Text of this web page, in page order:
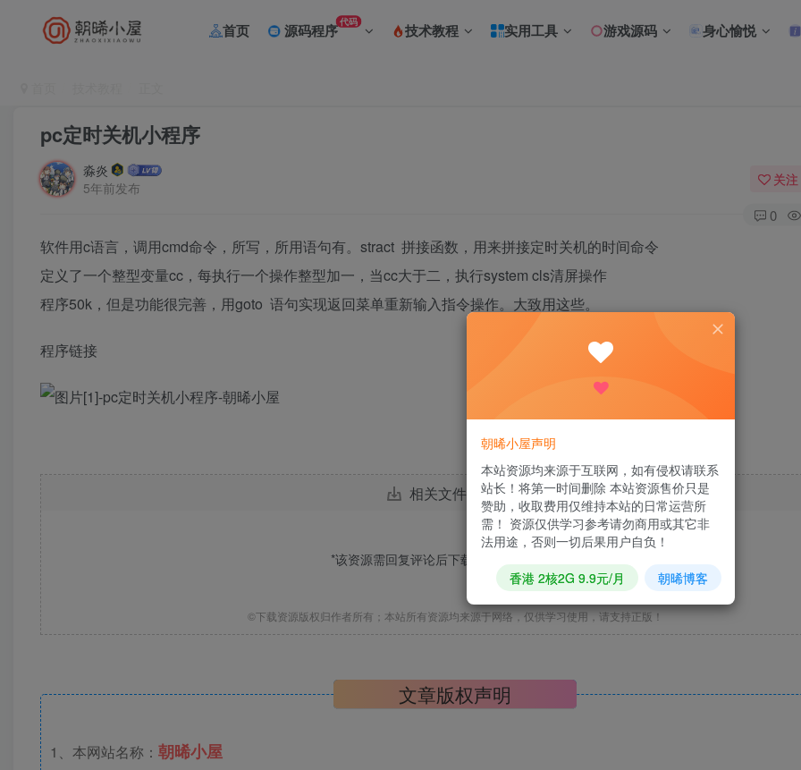
首页 源码程序代码 技术教程 实用工具 游戏源码 身心愉悦
pc定时关机小程序
淼炎
5年前发布
关注
0
软件用c语言，调用cmd命令，所写，所用语句有。stract 拼接函数，用来拼接定时关机的时间命令
定义了一个整型变量cc，每执行一个操作整型加一，当cc大于二，执行system cls清屏操作
程序50k，但是功能很完善，用goto 语句实现返回菜单重新输入指令操作。大致用这些。
程序链接
相关文件下载地址
*该资源需回复评论后下载，马上去
©下载资源版权归作者所有；本站所有资源均来源于网络，仅供学习使用，请支持正版！
文章版权声明
1、本网站名称： 朝晞小屋
朝晞小屋声明
本站资源均来源于互联网，如有侵权请联系
站长！将第一时间删除 本站资源售价只是
赞助，收取费用仅维持本站的日常运营所
需！ 资源仅供学习参考请勿商用或其它非
法用途，否则一切后果用户自负！
香港 2核2G 9.9元/月 朝晞博客